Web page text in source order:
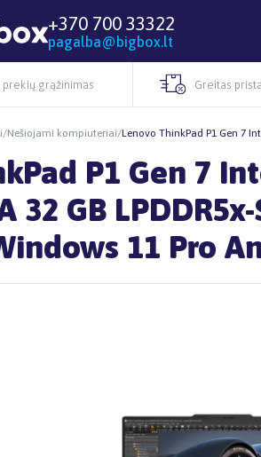
+370 700 33322
pagalba@bigbox.lt
prekių grąžinimas Greitas
/Nešiojami kompiuteriai/Lenovo ThinkPad P1 Gen 7
P1 Gen 7
32 GB
11 Pro